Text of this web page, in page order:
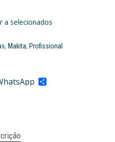
a selecionados
, Makita, Profissional
Share